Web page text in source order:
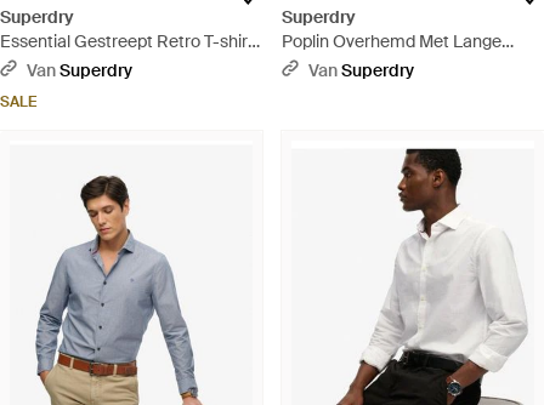
Superdry
Essential Gestreept Retro T-shirt
Met Logo - Blauw
VanSuperdry
SALE
Superdry
Poplin Overhemd Met Lange
Mouwen En Cut Away Kraag -
VanSuperdry